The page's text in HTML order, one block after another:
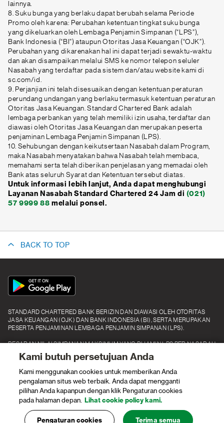
lainnya.
8. Suku bunga yang berlaku dapat berubah selama Periode
Promo oleh karena: Perubahan ketentuan tingkat suku bunga
yang dikeluarkan oleh Lembaga Penjamin Simpanan (“LPS”),
Bank Indonesia (“BI”) ataupun Otoritas Jasa Keuangan (“OJK”).
Perubahan yang dikarenakan hal ini dapat terjadi sewaktu-waktu
dan akan disampaikan melalui SMS ke nomor telepon seluler
Nasabah yang terdaftar pada sistem dan/atau website kami di
sc.com/id.
9. Perjanjian ini telah disesuaikan dengan ketentuan peraturan
perundang undangan yang berlaku termasuk ketentuan peraturan
Otoritas Jasa Keuangan. Standard Chartered Bank adalah
lembaga perbankan yang telah memiliki izin usaha, terdaftar dan
diawasi oleh Otoritas Jasa Keuangan dan merupakan peserta
penjaminan Lembaga Penjamin Simpanan (LPS).
10. Sehubungan dengan keikutsertaan Nasabah dalam Program,
maka Nasabah menyatakan bahwa Nasabah telah membaca,
memahami serta telah diberikan penjelasan yang memadai oleh
Bank atas seluruh Syarat dan Ketentuan tersebut diatas.
Untuk informasi lebih lanjut, Anda dapat menghubungi
Layanan Nasabah Standard Chartered 24 Jam di (021)
57 9999 88 melalui ponsel.
BACK TO TOP
App
Icon
STANDARD CHARTERED BANK BERIZIN DAN DIAWASI OLEH OTORITAS
JASA KEUANGAN (OJK) DAN BANK INDONESIA (BI), SERTA MERUPAKAN
PESERTA PENJAMINAN LEMBAGA PENJAMIN SIMPANAN (LPS).
BESARAN NILAI SIMPANAN MAKSIMUM YANG DIJAMIN LPS PER NASABAH
PER BANK ADALAH RP2.000.000.000 (DUA MILIAR RUPIAH).
Quick Links
Kami butuh persetujuan Anda
Kami menggunakan cookies untuk memberikan Anda
pengalaman situs web terbaik. Anda dapat mengganti
pilihan Anda kapanpun dengan klik Pengaturan cookies
pada halaman depan.
Lihat cookie policy kami.
Pengaturan cookies Terima semua